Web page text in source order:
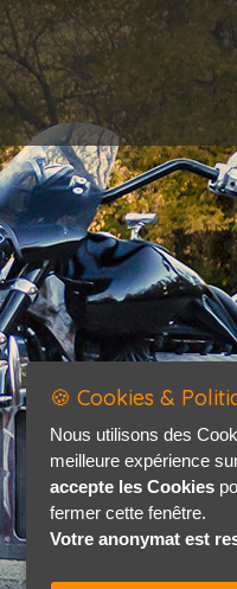
🍪 Cookies &
Nous utilisons des
meilleure expérience
accepte les Cookies
fermer cette fenêtre.
Votre anonymat est